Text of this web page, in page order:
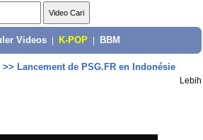
Videos K-POP BBM
>> Lancement de PSG.FR en Indonésie
Lebih